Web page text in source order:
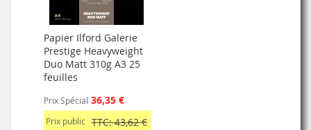
Papier Ilford Galerie
Prestige Heavyweight
Duo Matt 310g A3 25
feuilles
Prix Spécial 36,35 €
Prix public TTC: 43,62 €